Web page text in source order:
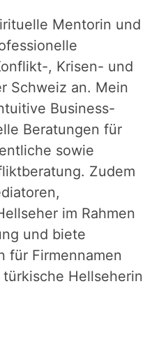
Mentorin und
, Krisen- und
Schweiz an. Mein
Business-
Beratungen für
sowie
Zudem
im Rahmen
und biete
für Firmennamen
Hellseherin